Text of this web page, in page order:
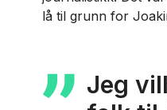
lå til grunn for
Jeg